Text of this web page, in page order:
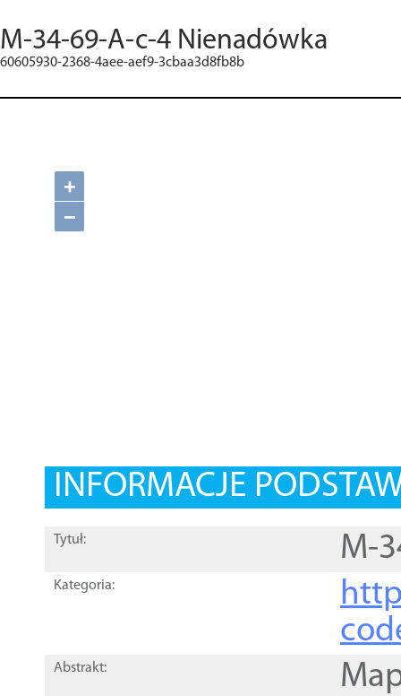
M-34-69-A-c-4 Nienadówka
60605930-2368-4aee-aef9-3cbaa3d8fb8b
+
−
INFORMACJE
Tytuł: M-
Kategoria:
Abstrakt: